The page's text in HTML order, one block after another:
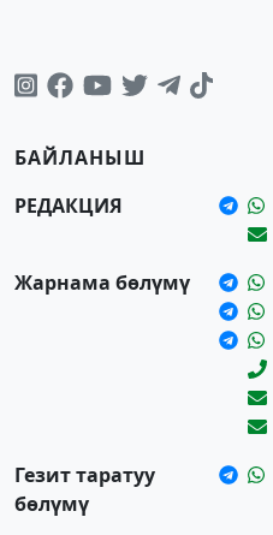
БАЙЛАНЫШ
РЕДАКЦИЯ
Жарнама бөлүмү
Гезит таратуу
бөлүмү